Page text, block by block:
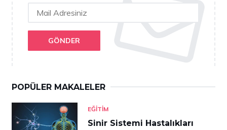
GÖNDER
POPÜLER MAKALELER
EĞITIM
Sinir Sistemi Hastalıkları